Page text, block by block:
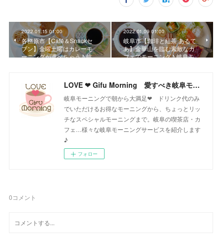
2022.01.15 01:00
各務原市【Café＆Snackセ
ブン】金曜土曜はカレーモ
ーニングが選べちゃう♪ 岐…
2022.01.09 01:00
岐阜市【珈琲と紅茶 あるて
あ】金華山を臨む素敵なカ
フェでモーニング♪ 岐阜モ…
LOVE ❤ Gifu Morning 愛すべき岐阜モーニング♪
岐阜モーニングで朝から大満足❤ ドリンク代のみ
でいただけるお得なモーニングから、ちょっとリッ
チなスペシャルモーニングまで。岐阜の喫茶店・カ
フェ…様々な岐阜モーニングサービスを紹介します
♪
フォロー
0コメント